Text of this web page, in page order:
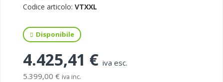
Codice articolo: VTXXL
Disponibile
4.425,41 € iva esc.
5.399,00 € iva inc.